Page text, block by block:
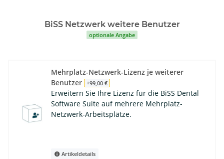
BiSS Netzwerk weitere Benutzer
optionale Angabe
Mehrplatz-Netzwerk-Lizenz je weiterer
Benutzer
+99,00 €
Erweitern Sie Ihre Lizenz für die BiSS Dental
Software Suite auf mehrere Mehrplatz-
Netzwerk-Arbeitsplätze.
Artikeldetails